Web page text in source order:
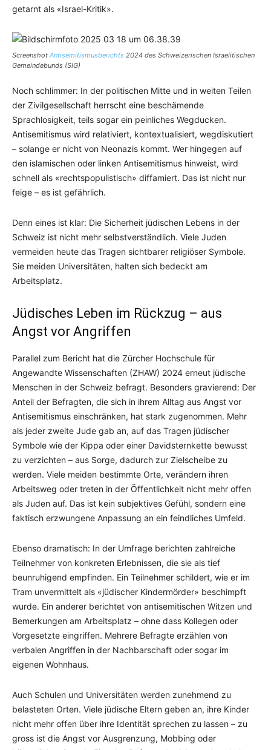
getarnt als «Israel-Kritik».
Screenshot Antisemitismusberichts 2024 des Schweizerischen Israelitischen
Gemeindebunds (SIG)
Noch schlimmer: In der politischen Mitte und in weiten Teilen
der Zivilgesellschaft herrscht eine beschämende
Sprachlosigkeit, teils sogar ein peinliches Wegducken.
Antisemitismus wird relativiert, kontextualisiert, wegdiskutiert
– solange er nicht von Neonazis kommt. Wer hingegen auf
den islamischen oder linken Antisemitismus hinweist, wird
schnell als «rechtspopulistisch» diffamiert. Das ist nicht nur
feige – es ist gefährlich.
Denn eines ist klar: Die Sicherheit jüdischen Lebens in der
Schweiz ist nicht mehr selbstverständlich. Viele Juden
vermeiden heute das Tragen sichtbarer religiöser Symbole.
Sie meiden Universitäten, halten sich bedeckt am
Arbeitsplatz.
Jüdisches Leben im Rückzug – aus
Angst vor Angriffen
Parallel zum Bericht hat die Zürcher Hochschule für
Angewandte Wissenschaften (ZHAW) 2024 erneut jüdische
Menschen in der Schweiz befragt. Besonders gravierend: Der
Anteil der Befragten, die sich in ihrem Alltag aus Angst vor
Antisemitismus einschränken, hat stark zugenommen. Mehr
als jeder zweite Jude gab an, auf das Tragen jüdischer
Symbole wie der Kippa oder einer Davidsternkette bewusst
zu verzichten – aus Sorge, dadurch zur Zielscheibe zu
werden. Viele meiden bestimmte Orte, verändern ihren
Arbeitsweg oder treten in der Öffentlichkeit nicht mehr offen
als Juden auf. Das ist kein subjektives Gefühl, sondern eine
faktisch erzwungene Anpassung an ein feindliches Umfeld.
Ebenso dramatisch: In der Umfrage berichten zahlreiche
Teilnehmer von konkreten Erlebnissen, die sie als tief
beunruhigend empfinden. Ein Teilnehmer schildert, wie er im
Tram unvermittelt als «jüdischer Kindermörder» beschimpft
wurde. Ein anderer berichtet von antisemitischen Witzen und
Bemerkungen am Arbeitsplatz – ohne dass Kollegen oder
Vorgesetzte eingriffen. Mehrere Befragte erzählen von
verbalen Angriffen in der Nachbarschaft oder sogar im
eigenen Wohnhaus.
Auch Schulen und Universitäten werden zunehmend zu
belasteten Orten. Viele jüdische Eltern geben an, ihre Kinder
nicht mehr offen über ihre Identität sprechen zu lassen – zu
gross ist die Angst vor Ausgrenzung, Mobbing oder